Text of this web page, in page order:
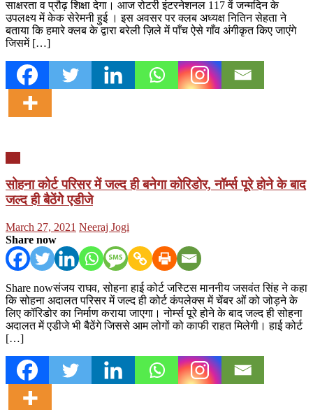
साक्षरता व प्रौढ़ शिक्षा देगा। आज रोटरी इंटरनेशनल 117 वें जन्मदिन के
उपलक्ष्य में केक सेरेमनी हुई । इस अवसर पर क्लब अध्यक्ष नितिन सेहता ने
बताया कि हमारे क्लब के द्वारा बरेली ज़िले में पाँच ऐसे गाँव अंगीकृत किए जाएंगे
जिसमें […]
सोहना कोर्ट परिसर में जल्द ही बनेगा कोरिडोर, नॉर्म्स पूरे होने के बाद
जल्द ही बैठेंगेे एडीजे
Posted
on
March 27, 2021 Author
Neeraj Jogi
Share now
Share nowसंजय राघव, सोहना हाई कोर्ट जस्टिस माननीय जसवंत सिंह ने कहा
कि सोहना अदालत परिसर में जल्द ही कोर्ट कंपलेक्स में चेंबर ओं को जोड़ने के
लिए कॉरिडोर का निर्माण कराया जाएगा। नोर्म्स पूरे होने के बाद जल्द ही सोहना
अदालत में एडीजे भी बैठेंगे जिससे आम लोगों को काफी राहत मिलेगी। हाई कोर्ट
[…]